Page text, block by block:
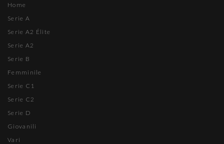
Home
Serie A
Serie A2 Élite
Serie A2
Serie B
Femminile
Serie C1
Serie C2
Serie D
Giovanili
Vari